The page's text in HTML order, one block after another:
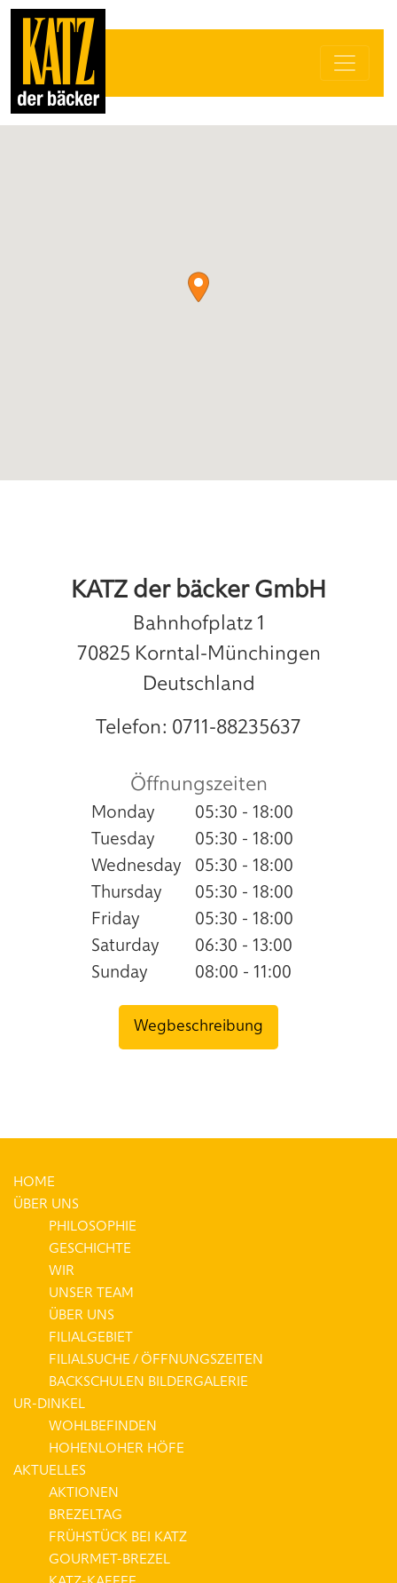
KATZ der bäcker GmbH
Bahnhofplatz 1
70825 Korntal-Münchingen
Deutschland
Telefon: 0711-88235637
Öffnungszeiten
Monday
05:30 - 18:00
Tuesday
05:30 - 18:00
Wednesday
05:30 - 18:00
Thursday
05:30 - 18:00
Friday
05:30 - 18:00
Saturday
06:30 - 13:00
Sunday
08:00 - 11:00
Wegbeschreibung
HOME
ÜBER UNS
PHILOSOPHIE
GESCHICHTE
WIR
UNSER TEAM
ÜBER UNS
FILIALGEBIET
FILIALSUCHE / ÖFFNUNGSZEITEN
BACKSCHULEN BILDERGALERIE
UR-DINKEL
WOHLBEFINDEN
HOHENLOHER HÖFE
AKTUELLES
AKTIONEN
BREZELTAG
FRÜHSTÜCK BEI KATZ
GOURMET-BREZEL